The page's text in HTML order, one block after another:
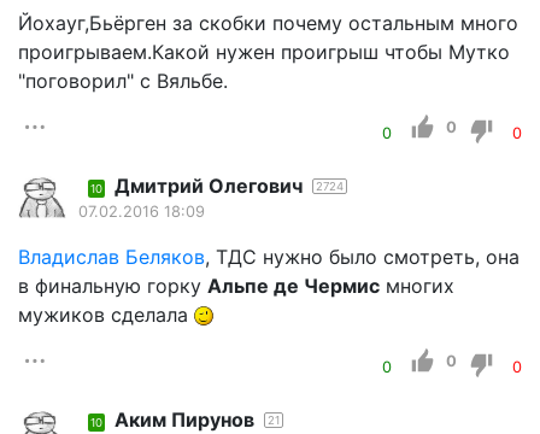
Йохауг,Бьёрген за скобки почему остальным много
проигрываем.Какой нужен проигрыш чтобы Мутко
"поговорил" с Вяльбе.
0 0 0
10 Дмитрий Олегович 2724
07.02.2016 18:09
Владислав Беляков, ТДС нужно было смотреть, она
в финальную горку Альпе де Чермис многих
мужиков сделала
0 0 0
10 Аким Пирунов 21